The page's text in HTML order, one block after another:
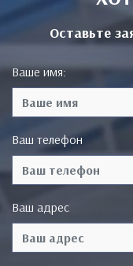
Оставьте
Ваше имя:
Ваш телефон
Ваш адрес